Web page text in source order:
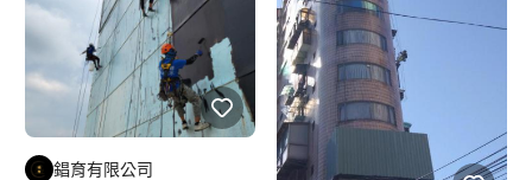
錩育有限公司